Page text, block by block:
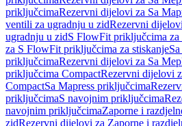
priključcimaRezervni dijelovi za Sa
ventili za ugradnju u zidRezervni
ugradnju u zidS FlowFit priključcima za
za S FlowFit priključcima za stiskanje
priključcimaRezervni dijelovi za Sa
priključcima CompactRezervni dijelovi
CompactSa Mapress priključcima
priključcimaS navojnim priključcima
navojnim priključcimaZaporne i
zidRezervni dijelovi za Zaporne i